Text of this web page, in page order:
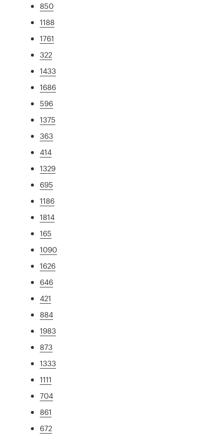
850
1188
1761
322
1433
1686
596
1375
363
414
1329
695
1186
1814
165
1090
1626
646
421
884
1983
873
1333
1111
704
861
672